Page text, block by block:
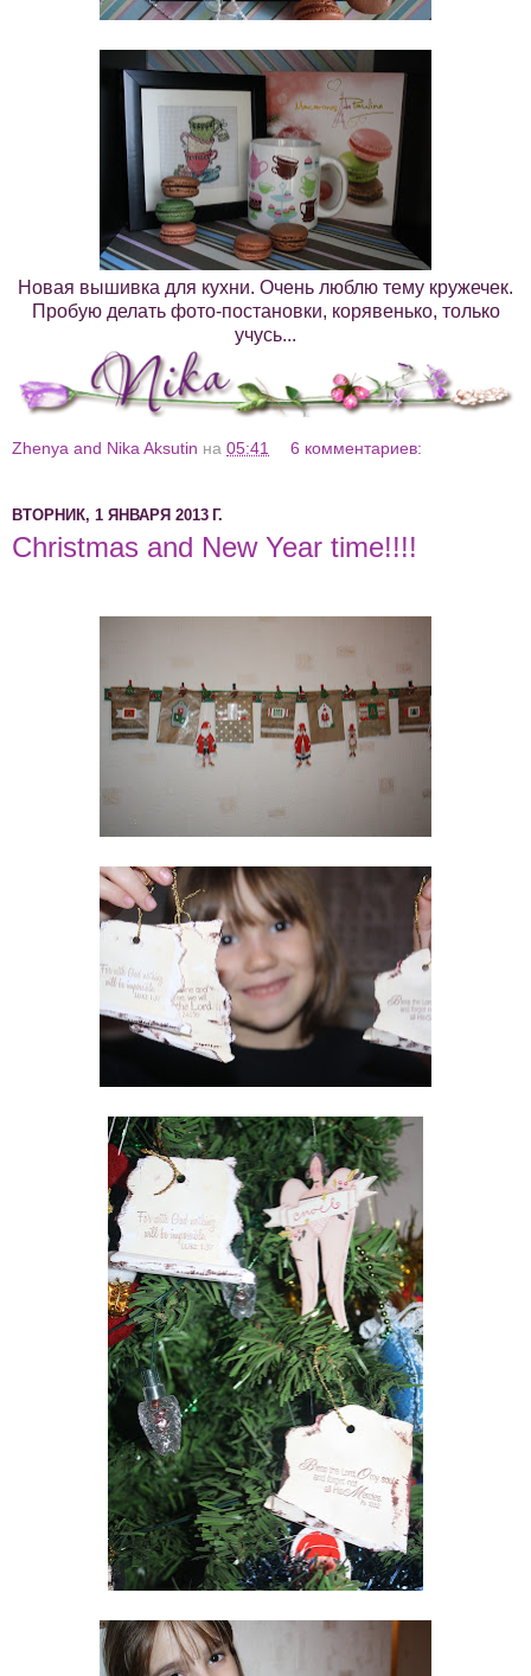
Новая вышивка для кухни. Очень люблю тему кружечек.
Пробую делать фото-постановки, корявенько, только
учусь...
Zhenya and Nika Aksutin на 05:41 6 комментариев:
ВТОРНИК, 1 ЯНВАРЯ 2013 Г.
Christmas and New Year time!!!!